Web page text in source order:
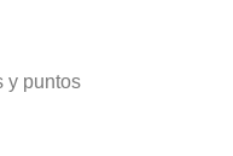
y puntos